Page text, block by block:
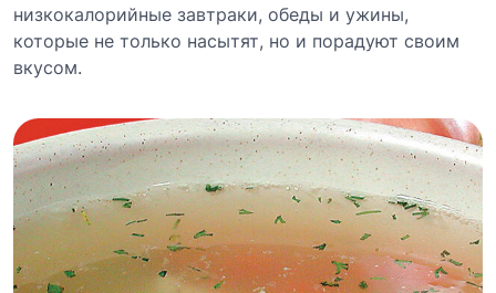
низкокалорийные завтраки, обеды и ужины,
которые не только насытят, но и порадуют своим
вкусом.